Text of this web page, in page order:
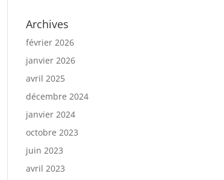
Archives
février 2026
janvier 2026
avril 2025
décembre 2024
janvier 2024
octobre 2023
juin 2023
avril 2023